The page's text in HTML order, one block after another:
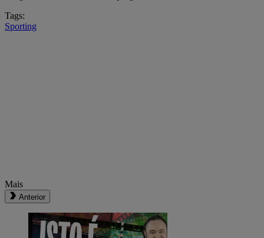
Tags:
Sporting
Mais
Anterior